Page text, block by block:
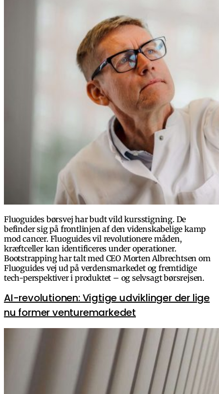
Fluoguides børsvej har budt vild kursstigning. De
befinder sig på frontlinjen af den videnskabelige kamp
mod cancer. Fluoguides vil revolutionere måden,
kræftceller kan identificeres under operationer.
Bootstrapping har talt med CEO Morten Albrechtsen om
Fluoguides vej ud på verdensmarkedet og fremtidige
tech-perspektiver i produktet – og selvsagt børsrejsen.
AI-revolutionen: Vigtige udviklinger der lige
nu former venturemarkedet